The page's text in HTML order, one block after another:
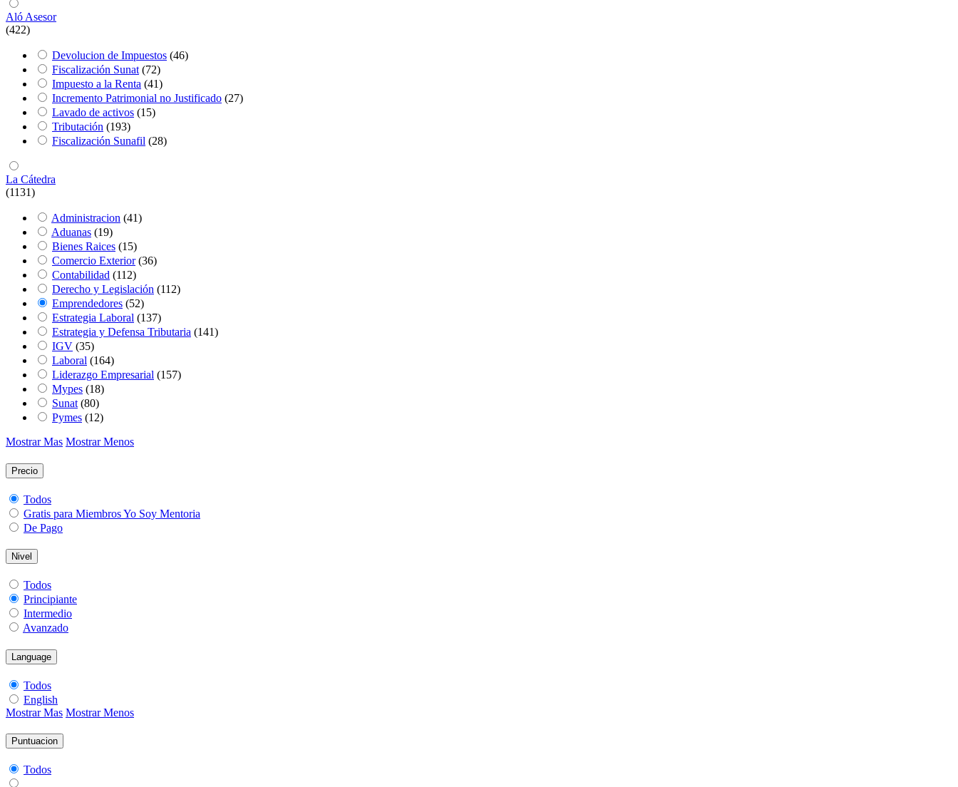
Aló Asesor
(422)
Devolucion de Impuestos (46)
Fiscalización Sunat (72)
Impuesto a la Renta (41)
Incremento Patrimonial no Justificado (27)
Lavado de activos (15)
Tributación (193)
Fiscalización Sunafil (28)
La Cátedra
(1131)
Administracion (41)
Aduanas (19)
Bienes Raices (15)
Comercio Exterior (36)
Contabilidad (112)
Derecho y Legislación (112)
Emprendedores (52)
Estrategia Laboral (137)
Estrategia y Defensa Tributaria (141)
IGV (35)
Laboral (164)
Liderazgo Empresarial (157)
Mypes (18)
Sunat (80)
Pymes (12)
Mostrar Mas Mostrar Menos
Precio
Todos
Gratis para Miembros Yo Soy Mentoria
De Pago
Nivel
Todos
Principiante
Intermedio
Avanzado
Language
Todos
English
Mostrar Mas Mostrar Menos
Puntuacion
Todos